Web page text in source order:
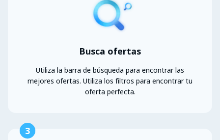
Busca ofertas
Utiliza la barra de búsqueda para encontrar las
mejores ofertas. Utiliza los filtros para encontrar tu
oferta perfecta.
3